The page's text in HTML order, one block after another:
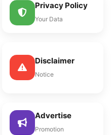
Privacy Policy
Your Data
Disclaimer
Notice
Advertise
Promotion